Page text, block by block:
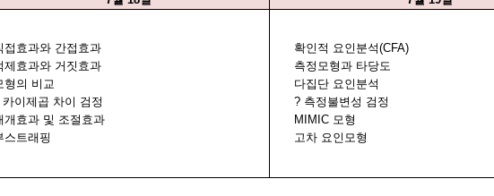
접효과와 간접효과
제효과와 거짓효과
형의 비교
카이제곱 차이 검정
개효과 및 조절효과
스트래핑
확인적 요인분석(CFA)
측정모형과 타당도
다집단 요인분석
? 측정불변성 검정
MIMIC 모형
고차 요인모형